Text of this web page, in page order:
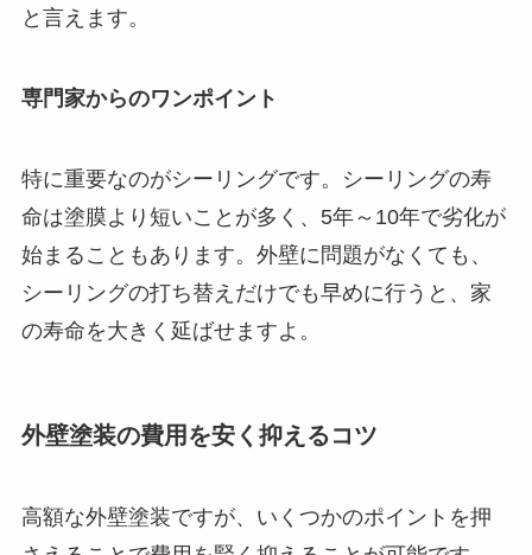
と言えます。
専門家からのワンポイント
特に重要なのがシーリングです。シーリングの寿
命は塗膜より短いことが多く、5年～10年で劣化が
始まることもあります。外壁に問題がなくても、
シーリングの打ち替えだけでも早めに行うと、家
の寿命を大きく延ばせますよ。
外壁塗装の費用を安く抑えるコツ
高額な外壁塗装ですが、いくつかのポイントを押